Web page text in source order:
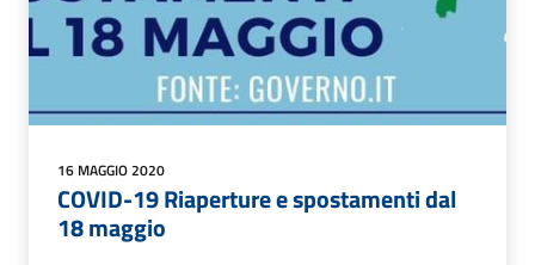
16 MAGGIO 2020
COVID-19 Riaperture e spostamenti dal
18 maggio